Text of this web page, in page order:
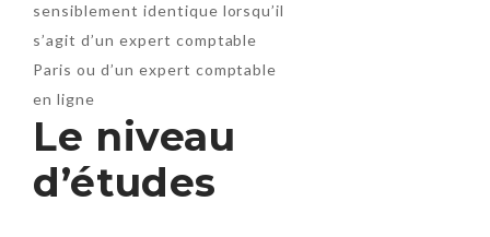
sensiblement identique lorsqu’il
s’agit d’un expert comptable
Paris ou d’un expert comptable
en ligne
Le niveau
d’études